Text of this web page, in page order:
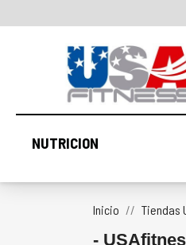
NUTRICION
Inicio Tiendas
-